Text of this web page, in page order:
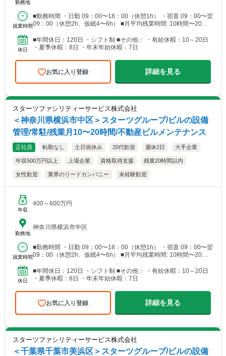
勤務地
就業時間
■勤務時間 ・日勤 09：00〜18：00（休憩1h） ・宿直 09：00〜翌
09：00（休憩2h、仮眠4〜6h） ■月平均残業時間: 10時間〜20時
休日
■年間休日：120日 ・シフト制 ■その他： ・有給休暇：10～20日
・夏季休暇：8日 ・年末年始休暇：7日
お気に入り登録 詳細を見る
スターツファシリティーサービス株式会社
＜神奈川県横浜市中区＞スターツグループ/ビルの設備
管理/常駐/残業月10〜20時間/不動産ビルメンテナンス
正社員 転勤なし 土日祝休み 20代歓迎 週休2日 大手企業
年収500万円以上 上場企業 資格取得支援 残業20時間以内
女性歓迎 業界のリードカンパニー 未経験歓迎
年収
400～600万円
勤務地
神奈川県横浜市中区
就業時間
■勤務時間 ・日勤 09：00〜18：00（休憩1h） ・宿直 09：00〜翌
09：00（休憩2h、仮眠4〜6h） ■月平均残業時間: 10時間〜20時
休日
■年間休日：120日 ・シフト制 ■その他： ・有給休暇：10～20日
・夏季休暇：8日 ・年末年始休暇：7日
お気に入り登録 詳細を見る
スターツファシリティーサービス株式会社
＜千葉県千葉市美浜区＞スターツグループ/ビルの設備